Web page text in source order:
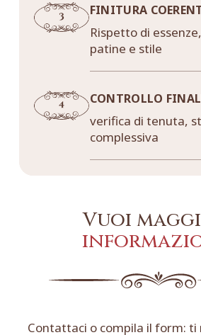
FINITURA
Rispetto di
patine e stile
CONTROLLO
verifica di tenuta,
complessiva
Vuoi
Contattaci o compila il form: ti